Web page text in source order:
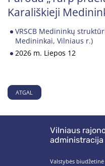
Karališkieji
VRSCB Medininkų
Medininkai, Vilniaus r.)
2026 m. Liepos 12
ATGAL
Vilniaus
administracija
Valstybės